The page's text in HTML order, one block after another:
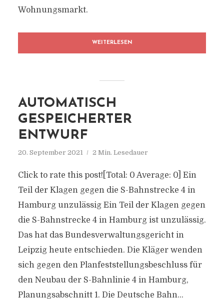
Wohnungsmarkt.
WEITERLESEN
AUTOMATISCH
GESPEICHERTER
ENTWURF
20. September 2021 2 Min. Lesedauer
Click to rate this post![Total: 0 Average: 0] Ein
Teil der Klagen gegen die S-Bahnstrecke 4 in
Hamburg unzulässig Ein Teil der Klagen gegen
die S-Bahnstrecke 4 in Hamburg ist unzulässig.
Das hat das Bundesverwaltungsgericht in
Leipzig heute entschieden. Die Kläger wenden
sich gegen den Planfeststellungsbeschluss für
den Neubau der S-Bahnlinie 4 in Hamburg,
Planungsabschnitt 1. Die Deutsche Bahn...